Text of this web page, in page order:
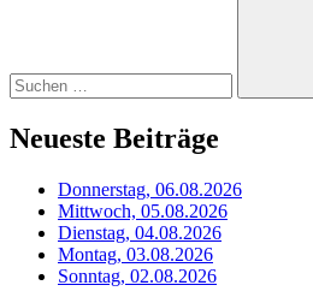
Neueste Beiträge
Donnerstag, 06.08.2026
Mittwoch, 05.08.2026
Dienstag, 04.08.2026
Montag, 03.08.2026
Sonntag, 02.08.2026